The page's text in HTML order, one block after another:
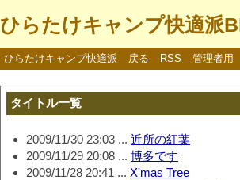
ひらたけキャンプ快適派
ひらたけキャンプ快適派 戻る RSS 管理者用
タイトル一覧
2009/11/30 23:03 ... 近所の紅葉
2009/11/29 20:08 ... 博多です
2009/11/28 20:41 ... X'mas Tree